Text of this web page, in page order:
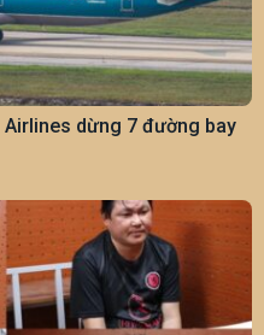
Airlines dừng 7 đường bay